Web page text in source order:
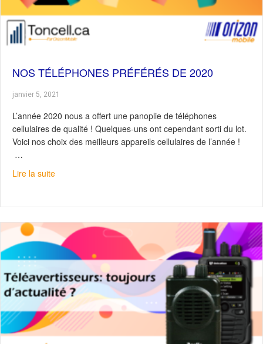
NOS TÉLÉPHONES PRÉFÉRÉS DE 2020
janvier 5, 2021
L’année 2020 nous a offert une panoplie de téléphones
cellulaires de qualité ! Quelques-uns ont cependant sorti du lot.
Voici nos choix des meilleurs appareils cellulaires de l’année !
…
Lire la suiteabout Nos téléphones préférés de 2020